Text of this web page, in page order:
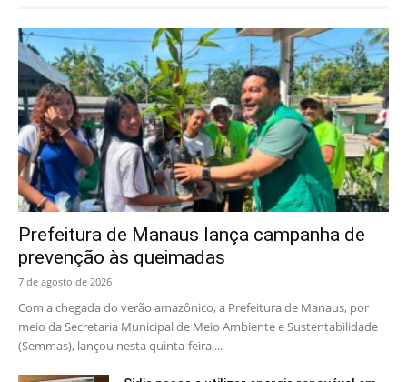
Prefeitura de Manaus lança campanha de
prevenção às queimadas
7 de agosto de 2026
Com a chegada do verão amazônico, a Prefeitura de Manaus, por
meio da Secretaria Municipal de Meio Ambiente e Sustentabilidade
(Semmas), lançou nesta quinta-feira,...